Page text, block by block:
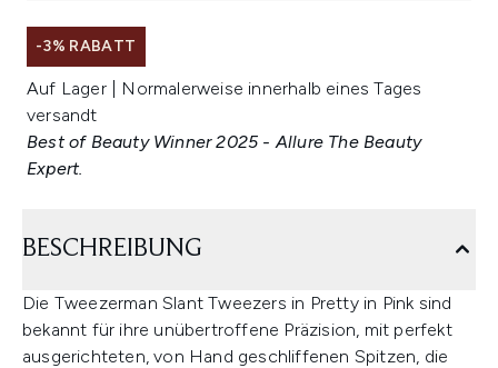
-3% RABATT
Auf Lager | Normalerweise innerhalb eines Tages
versandt
Best of Beauty Winner 2025 - Allure The Beauty
Expert.
BESCHREIBUNG
Die Tweezerman Slant Tweezers in Pretty in Pink sind
bekannt für ihre unübertroffene Präzision, mit perfekt
ausgerichteten, von Hand geschliffenen Spitzen, die